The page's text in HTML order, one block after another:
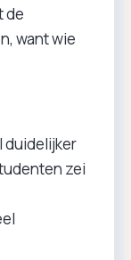
de
want wie
duidelijker
zei